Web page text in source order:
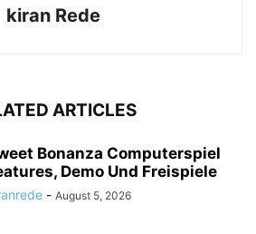
kiran Rede
ARTICLES
Bonanza Computerspiel
Demo Und Freispiele
- August 5, 2026